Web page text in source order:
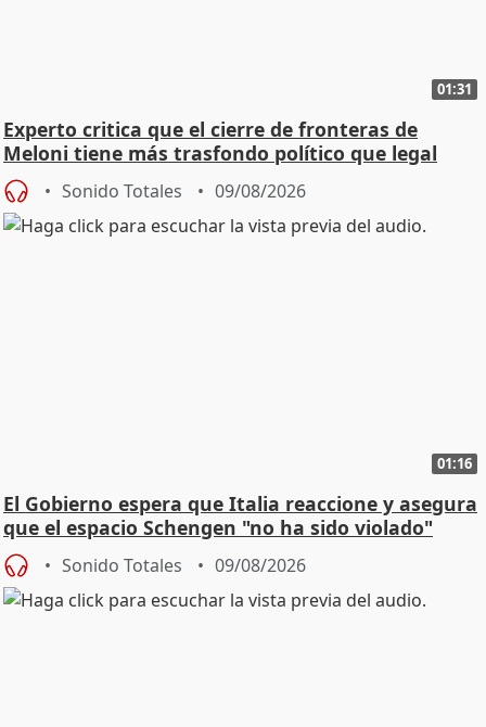
01:31
Experto critica que el cierre de fronteras de
Meloni tiene más trasfondo político que legal
Sonido Totales 09/08/2026
01:16
El Gobierno espera que Italia reaccione y asegura
que el espacio Schengen "no ha sido violado"
Sonido Totales 09/08/2026